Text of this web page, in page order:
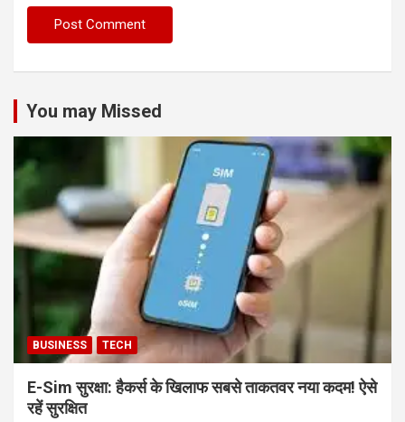
You may Missed
BUSINESS TECH
E-Sim सुरक्षा: हैकर्स के खिलाफ सबसे ताकतवर नया कदम! ऐसे
रहें सुरक्षित